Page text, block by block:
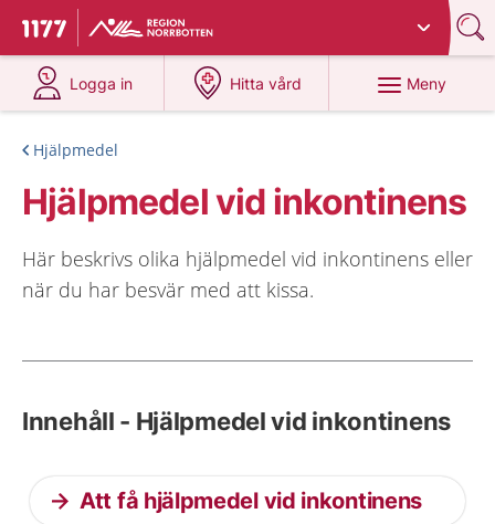
Till startsidan för 1177
Du har valt region
Logga in
på 1177.se
Hitta vård
på 1177.se
Meny
Hjälpmedel
Hjälpmedel vid inkontinens
Här beskrivs olika hjälpmedel vid inkontinens eller
när du har besvär med att kissa.
Innehåll - Hjälpmedel vid inkontinens
Att få hjälpmedel vid inkontinens